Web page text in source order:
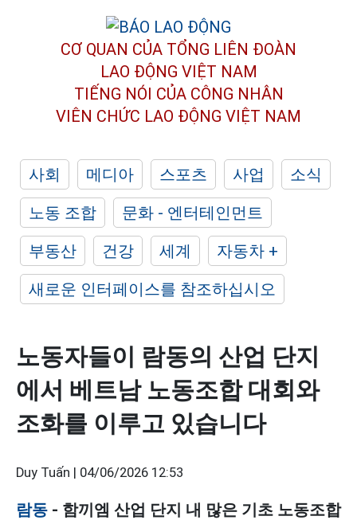
CƠ QUAN CỦA TỔNG LIÊN ĐOÀN
LAO ĐỘNG VIỆT NAM
TIẾNG NÓI CỦA CÔNG NHÂN
VIÊN CHỨC LAO ĐỘNG VIỆT NAM
사회 메디아 스포츠 사업
소식
노동 조합
문화 - 엔터테인먼트
부동산
건강 세계
자동차 +
새로운 인터페이스를 참조하십시오
노동자들이 람동의 산업 단지
에서 베트남 노동조합 대회와
조화를 이루고 있습니다
Duy Tuấn | 04/06/2026 12:53
람동 - 함끼엠 산업 단지 내 많은 기초 노동조합